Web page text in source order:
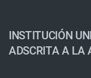
INSTITUCIÓN
ADSCRITA A LA